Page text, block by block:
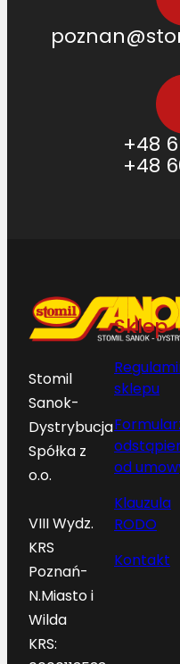
+48
+48
Stomil
Sanok-
Dystrybucja
Spółka z
o.o.
VIII Wydz.
KRS
Poznań-
N.Miasto i
Wilda
KRS:
Sklep
sklepu
od
Klauzula
RODO
Kontakt